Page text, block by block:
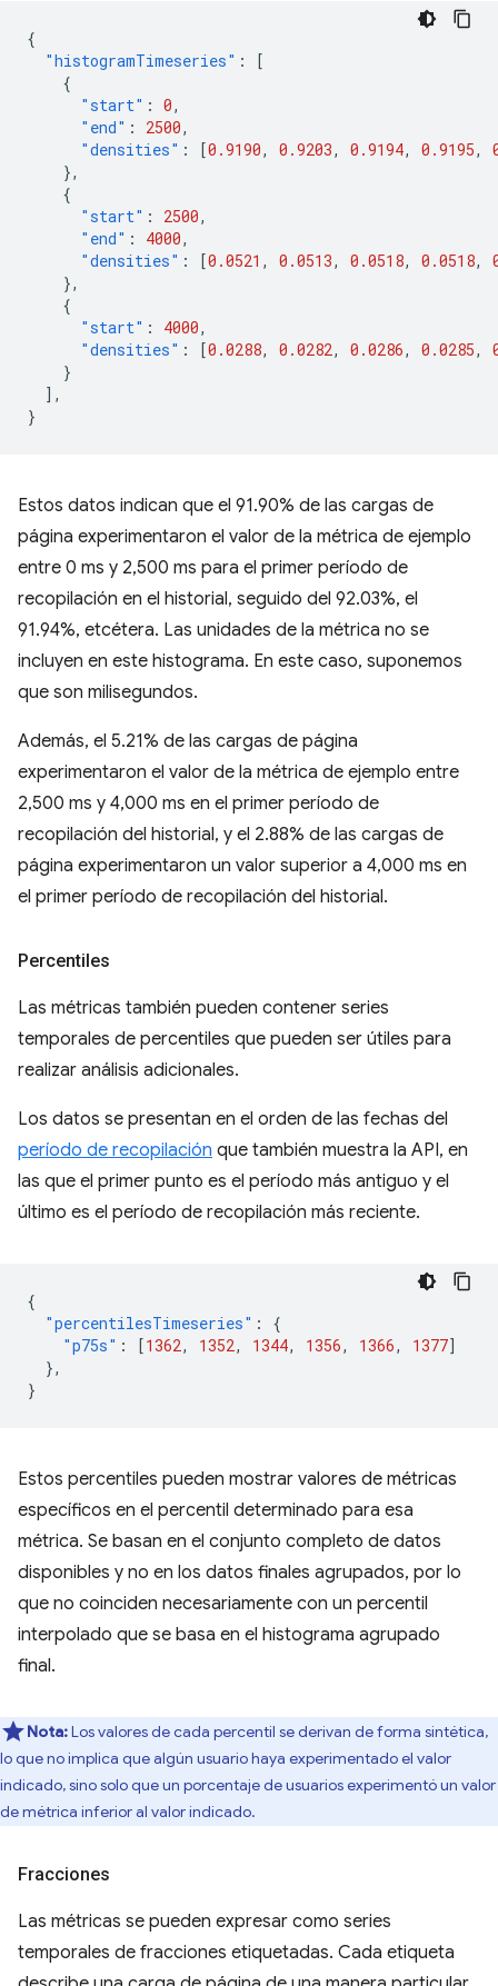
{
"histogramTimeseries" :
[
{
"start" : 0,
"end" : 2500,
"densities" : [0.9190, 0.9203, 0.9194, 0.9195,
},
{
"start" : 2500,
"end" : 4000,
"densities" : [0.0521 , 0.0513, 0.0518, 0.0518,
},
{
"start" : 4000,
"densities" : [0.0288, 0.0282, 0.0286, 0.0285,
}
],
}
Estos datos indican que el 91.90% de las cargas de
página experimentaron el valor de la métrica de ejemplo
entre 0 ms y 2,500 ms para el primer período de
recopilación en el historial, seguido del 92.03%, el
91.94%, etcétera. Las unidades de la métrica no se
incluyen en este histograma. En este caso, suponemos
que son milisegundos.
Además, el 5.21% de las cargas de página
experimentaron el valor de la métrica de ejemplo entre
2,500 ms y 4,000 ms en el primer período de
recopilación del historial, y el 2.88% de las cargas de
página experimentaron un valor superior a 4,000 ms en
el primer período de recopilación del historial.
Percentiles
Las métricas también pueden contener series
temporales de percentiles que pueden ser útiles para
realizar análisis adicionales.
Los datos se presentan en el orden de las fechas del
período de recopilación que también muestra la API, en
las que el primer punto es el período más antiguo y el
último es el período de recopilación más reciente.
{
"percentilesTimeseries" :
{
"p75s" : [1362, 1352, 1344, 1356, 1366, 1377]
},
}
Estos percentiles pueden mostrar valores de métricas
específicos en el percentil determinado para esa
métrica. Se basan en el conjunto completo de datos
disponibles y no en los datos finales agrupados, por lo
que no coinciden necesariamente con un percentil
interpolado que se basa en el histograma agrupado
final.
Nota:Los valores de cada percentil se derivan de forma sintética,
lo que no implica que algún usuario haya experimentado el valor
indicado, sino solo que un porcentaje de usuarios experimentó un valor
de métrica inferior al valor indicado.
Fracciones
Las métricas se pueden expresar como series
temporales de fracciones etiquetadas. Cada etiqueta